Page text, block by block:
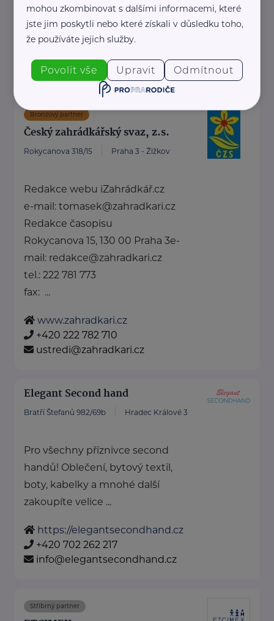
ingredience, blahodárné účinky
vřídelní soli ...
info@sallie.cz
Bronzový partner
Český zahrádkářský svaz, z.s.
Rokycanova 318/15 Praha 3 - Žižkov
Redakce webu iZahrádkář.cz
e-mail: tomasek@zahradkari.cz
Redakce časopisu
Rokycanova 15, 130 00 Praha 3e-
mail: redakce@zahradkari.cz
tel.: 222 781 773
fax: ...
www.zahradkari.cz
+420 222 782 710
ustredi@zahradkari.cz
Elegant Second hand
Bratří Štefanů 982/69b Hradec Králové 3
Pro všechny příznivce second
handů! Oblečení, bytový textil,
boty, kabelky a mnohé další
zakoupíte velice ...
https://elegantsecondhand.cz
+420 702 262 217
info@elegantsecondhand.cz
Stříbrný partner
mohou zkombinovat s dalšími informacemi, které
jste jim poskytli nebo které získali v důsledku toho,
že používáte jejich služby.
Povolit vše Upravit Odmítnout